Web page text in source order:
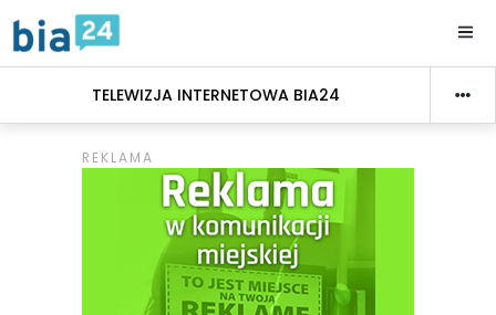
TELEWIZJA INTERNETOWA BIA24